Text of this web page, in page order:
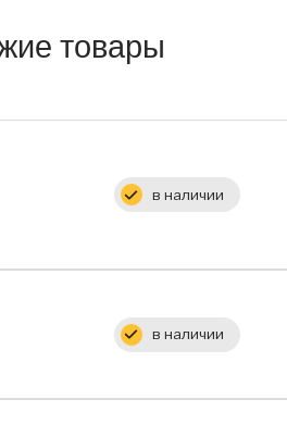
товары
в наличии
в наличии